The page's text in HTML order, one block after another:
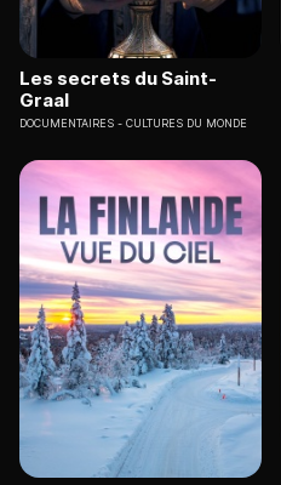
Les secrets du Saint-
Graal
DOCUMENTAIRES CULTURES DU MONDE